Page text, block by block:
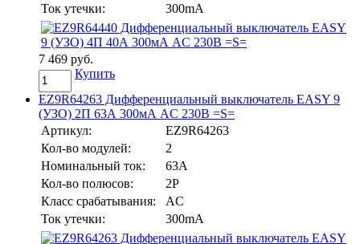
Ток утечки:
300mA
7 469 руб.
Купить
EZ9R64263 Дифференциальный выключатель EASY 9
(УЗО) 2П 63А 300мА AC 230В =S=
Артикул:
EZ9R64263
Кол-во модулей:
2
Номинальный ток:
63А
Кол-во полюсов:
2P
Класс срабатывания:
AC
Ток утечки:
300mA